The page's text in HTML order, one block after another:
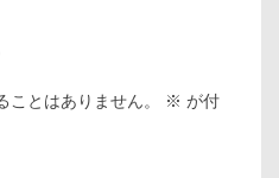
ことはありません。 ※ が付